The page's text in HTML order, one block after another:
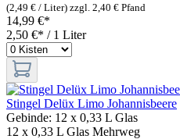
(2,49 € / Liter) zzgl. 2,40 € Pfand
14,99 €*
2,50 €* / 1 Liter
Stingel Delüx Limo Johannisbeere
Gebinde: 12 x 0,33 L Glas
12 x 0,33 L Glas Mehrweg